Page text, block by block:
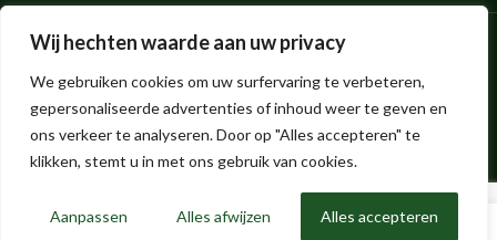
Wij hechten waarde aan uw privacy
We gebruiken cookies om uw surfervaring te verbeteren,
gepersonaliseerde advertenties of inhoud weer te geven en
ons verkeer te analyseren. Door op "Alles accepteren" te
klikken, stemt u in met ons gebruik van cookies.
Aanpassen Alles afwijzen Alles accepteren
Bioetanola veikals - mazos vai lielos apjomos, vislabākās kvalitātes
KieselGreen bioetanola interneta veikals.
Hendrik ter Kuilestraat 173 (nav veikala, savākšana nav iespējama!) |
| ©2023 Bioethanolshop, KBH BV daļa